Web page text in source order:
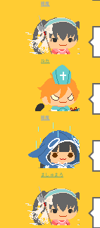
睡魔
ルカ
睡魔
ましゅまろ